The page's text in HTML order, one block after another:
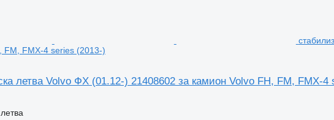
FM, FMX-4 series (2013-)
летва Volvo ФХ (01.12-) 21408602 за камион Volvo FH, FM, FMX-4